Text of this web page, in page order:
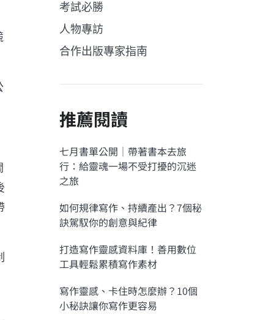
考試必勝
人物專訪
合作出版專家指南
推薦閱讀
七月書單公開｜帶著書本去旅
行：給靈魂一場不受打擾的沉迷
之旅
如何規律寫作、持續產出？7個秘
訣駕馭你的創意與紀律
打造寫作靈感資料庫！善用數位
工具輕鬆累積寫作素材
寫作靈感、卡住時怎麼辦？10個
小秘訣讓你寫作更容易